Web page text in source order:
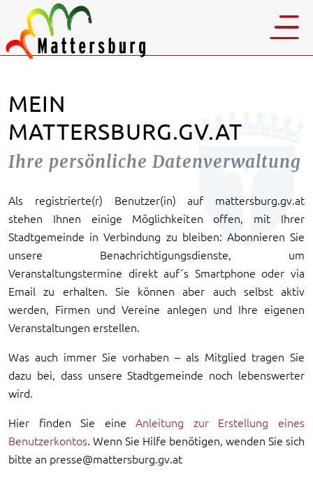
MEIN
MATTERSBURG.GV.AT
Ihre persönliche Datenverwaltung
Als registrierte(r) Benutzer(in) auf mattersburg.gv.at
stehen Ihnen einige Möglichkeiten offen, mit Ihrer
Stadtgemeinde in Verbindung zu bleiben: Abonnieren Sie
unsere Benachrichtigungsdienste, um
Veranstaltungstermine direkt auf´s Smartphone oder via
Email zu erhalten. Sie können aber auch selbst aktiv
werden, Firmen und Vereine anlegen und Ihre eigenen
Veranstaltungen erstellen.
Was auch immer Sie vorhaben – als Mitglied tragen Sie
dazu bei, dass unsere Stadtgemeinde noch lebenswerter
wird.
Hier finden Sie eineAnleitung zur Erstellung eines
Benutzerkontos. Wenn Sie Hilfe benötigen, wenden Sie sich
bitte an presse@mattersburg.gv.at